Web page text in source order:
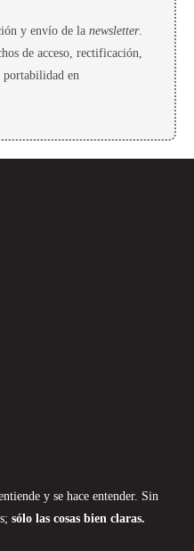
y envío de la newsletter.
de acceso, rectificación,
en
y se hace entender. Sin
sólo las cosas bien claras.